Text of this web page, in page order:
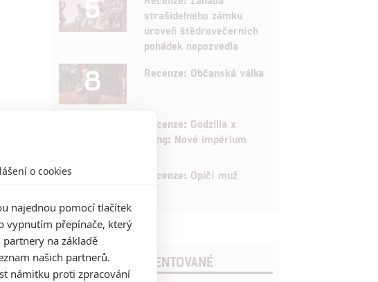
strašidelného zámku
úroveň štědrovečerních
pohádek nepozvedla
8 Recenze: Občanská válka
Recenze: Godzilla x
Kong: Nové impérium
Recenze: Opičí muž
POSLEDNÍ KOMENTOVANÉ
o cookies
najednou pomocí tlačítek
vypnutím přepínače, který
na základě
našich partnerů.
námitku proti zpracování